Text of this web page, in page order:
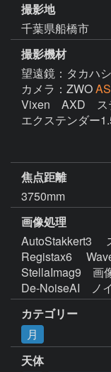
撮影地
千葉県船橋市
撮影機材
望遠鏡：タカハシ
カメラ：ZWO
Vixen　AXD　
エクステンダー
焦点距離
3750mm
画像処理
AutoStakkert3 　
Registax6 　
StellaImag9　画
カテゴリー
月
天体